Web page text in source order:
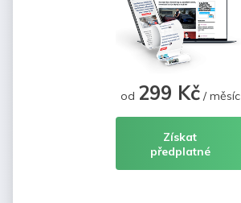
od 299 Kč/ měsíc
Získat
předplatné